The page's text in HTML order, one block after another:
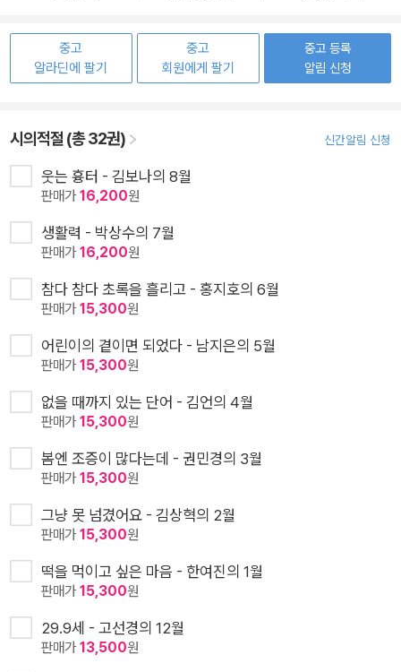
중고
알라딘에 팔기
중고
회원에게 팔기
중고 등록
알림 신청
시의적절 (총 32권) 신간알림 신청
웃는 흉터 - 김보나의 8월
판매가16,200원
생활력 - 박상수의 7월
판매가16,200원
참다 참다 초록을 흘리고 - 홍지호의 6월
판매가15,300원
어린이의 곁이면 되었다 - 남지은의 5월
판매가15,300원
없을 때까지 있는 단어 - 김언의 4월
판매가15,300원
봄엔 조증이 많다는데 - 권민경의 3월
판매가15,300원
그냥 못 넘겼어요 - 김상혁의 2월
판매가15,300원
떡을 먹이고 싶은 마음 - 한여진의 1월
판매가15,300원
29.9세 - 고선경의 12월
판매가13,500원